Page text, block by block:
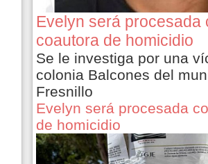
Evelyn será procesada
coautora de homicidio
Se le investiga por una
colonia Balcones del
Fresnillo
Evelyn será procesada
de homicidio